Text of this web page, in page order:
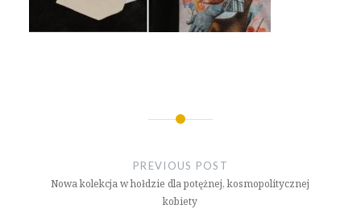
PREVIOUS POST
Nowa kolekcja w hołdzie dla potężnej, kosmopolitycznej
kobiety